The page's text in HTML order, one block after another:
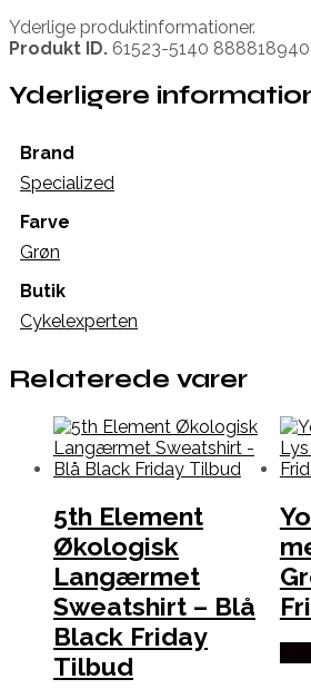
Yderlige produktinformationer.
Produkt ID. 61523-5140
Yderligere
Brand
Specialized
Farve
Grøn
Butik
Cykelexperten
Relaterede varer
5th Element
Økologisk
Langærmet
Sweatshirt – Blå
Black Friday
Tilbud